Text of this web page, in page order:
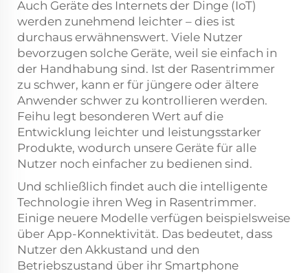
Auch Geräte des Internets der Dinge (IoT)
werden zunehmend leichter – dies ist
durchaus erwähnenswert. Viele Nutzer
bevorzugen solche Geräte, weil sie einfach in
der Handhabung sind. Ist der Rasentrimmer
zu schwer, kann er für jüngere oder ältere
Anwender schwer zu kontrollieren werden.
Feihu legt besonderen Wert auf die
Entwicklung leichter und leistungsstarker
Produkte, wodurch unsere Geräte für alle
Nutzer noch einfacher zu bedienen sind.
Und schließlich findet auch die intelligente
Technologie ihren Weg in Rasentrimmer.
Einige neuere Modelle verfügen beispielsweise
über App-Konnektivität. Das bedeutet, dass
Nutzer den Akkustand und den
Betriebszustand über ihr Smartphone